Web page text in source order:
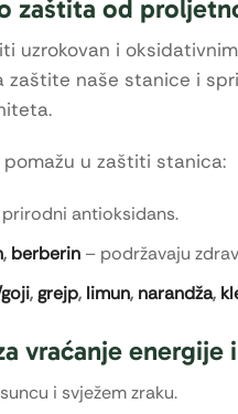
zaštita od
uzrokovan i
zaštite naše stanice i
u zaštiti stanica:
antioksidans.
, berberin – podržavaju
,grejp, limun, narandža,
vraćanje energije
i svježem zraku.